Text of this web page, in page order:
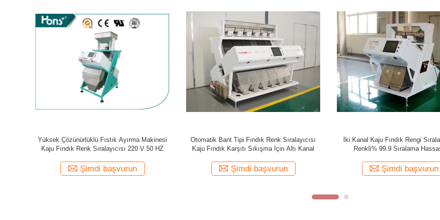
Yüksek Çözünürlüklü Yerfıstığı Makinesi Tek
Kanallı Fıstık Makinesi
Şimdi başvurun
Kabak Çekirdeği Fındık Renk Sıralayıcısı RGB
Kabak Tohumları İçin Tam Renkli Hulled
Şimdi başvurun
Geri Dönüşümlü 7 Kanal
Sıralayıcısı, Kaju Fıstığı Ayırma
Şimdi başvurun